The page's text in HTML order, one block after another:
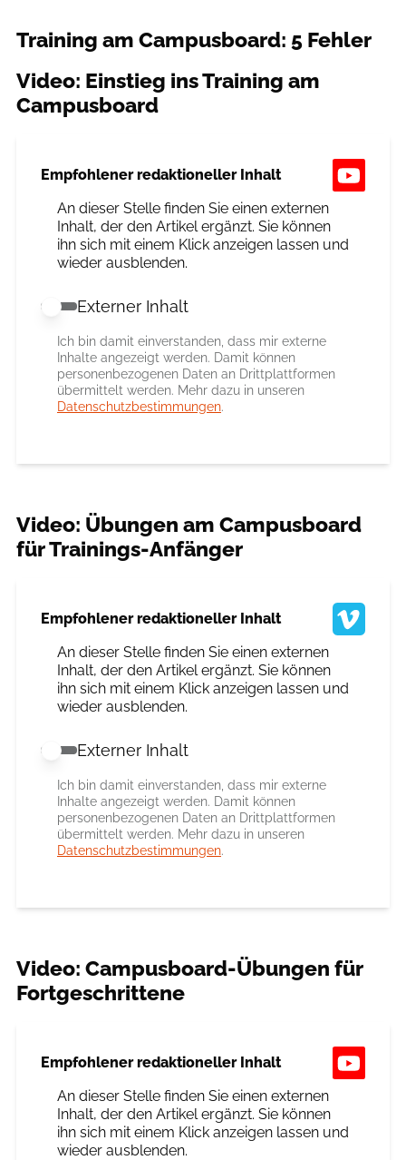
Training am Campusboard: 5 Fehler
Video: Einstieg ins Training am
Campusboard
Empfohlener redaktioneller Inhalt
An dieser Stelle finden Sie einen externen
Inhalt, der den Artikel ergänzt. Sie können
ihn sich mit einem Klick anzeigen lassen und
wieder ausblenden.
Externer Inhalt erlauben
Externer Inhalt
Ich bin damit einverstanden, dass mir externe
Inhalte angezeigt werden. Damit können
personenbezogenen Daten an Drittplattformen
übermittelt werden. Mehr dazu in unseren
Datenschutzbestimmungen.
Video: Übungen am Campusboard
für Trainings-Anfänger
Empfohlener redaktioneller Inhalt
An dieser Stelle finden Sie einen externen
Inhalt, der den Artikel ergänzt. Sie können
ihn sich mit einem Klick anzeigen lassen und
wieder ausblenden.
Externer Inhalt erlauben
Externer Inhalt
Ich bin damit einverstanden, dass mir externe
Inhalte angezeigt werden. Damit können
personenbezogenen Daten an Drittplattformen
übermittelt werden. Mehr dazu in unseren
Datenschutzbestimmungen.
Video: Campusboard-Übungen für
Fortgeschrittene
Empfohlener redaktioneller Inhalt
An dieser Stelle finden Sie einen externen
Inhalt, der den Artikel ergänzt. Sie können
ihn sich mit einem Klick anzeigen lassen und
wieder ausblenden.